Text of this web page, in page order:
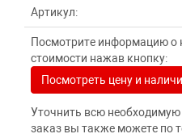
Артикул:
Посмотрите информацию о
стоимости нажав кнопку:
Посмотреть цену и
Уточнить всю
заказ вы также можете по